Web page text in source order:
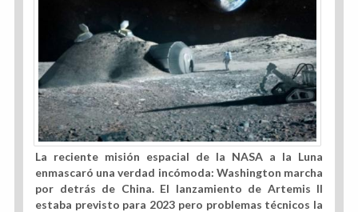
La reciente misión espacial de la NASA a la Luna
enmascaró una verdad incómoda: Washington marcha
por detrás de China. El lanzamiento de Artemis II
estaba previsto para 2023 pero problemas técnicos la